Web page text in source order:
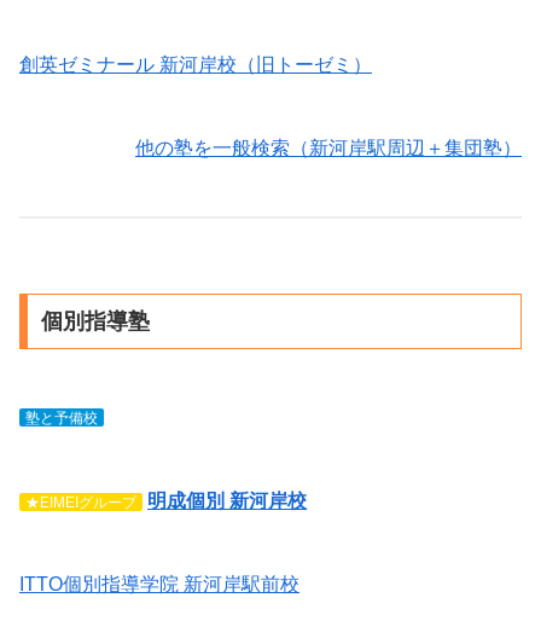
創英ゼミナール 新河岸校（旧トーゼミ）
他の塾を一般検索（新河岸駅周辺＋集団塾）
個別指導塾
塾と予備校
★EIMEIグループ 明成個別 新河岸校
ITTO個別指導学院 新河岸駅前校